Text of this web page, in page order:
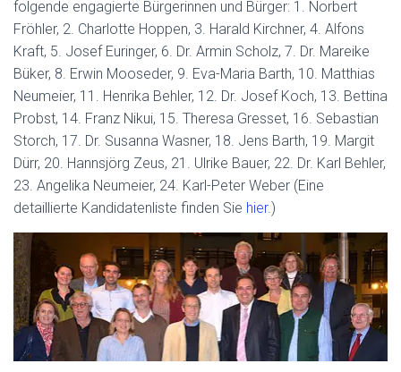
folgende engagierte Bürgerinnen und Bürger: 1. Norbert
Fröhler, 2. Charlotte Hoppen, 3. Harald Kirchner, 4. Alfons
Kraft, 5. Josef Euringer, 6. Dr. Armin Scholz, 7. Dr. Mareike
Büker, 8. Erwin Mooseder, 9. Eva-Maria Barth, 10. Matthias
Neumeier, 11. Henrika Behler, 12. Dr. Josef Koch, 13. Bettina
Probst, 14. Franz Nikui, 15. Theresa Gresset, 16. Sebastian
Storch, 17. Dr. Susanna Wasner, 18. Jens Barth, 19. Margit
Dürr, 20. Hannsjörg Zeus, 21. Ulrike Bauer, 22. Dr. Karl Behler,
23. Angelika Neumeier, 24. Karl-Peter Weber (Eine
detaillierte Kandidatenliste finden Sie hier.)